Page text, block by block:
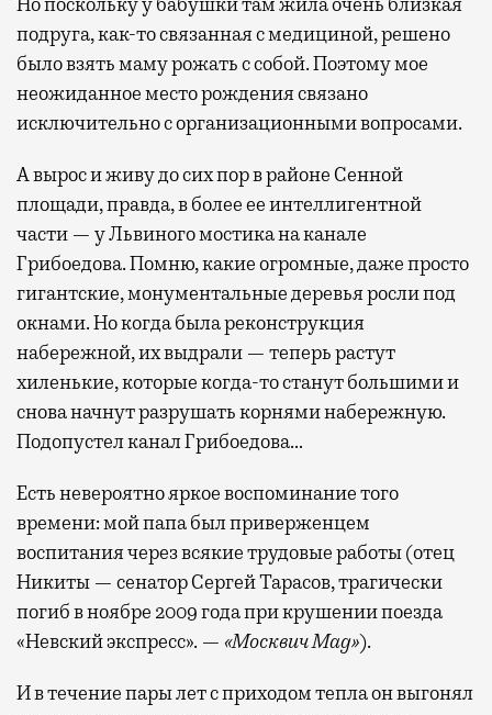
Но поскольку у бабушки там жила очень близкая
подруга, как-то связанная с медициной, решено
было взять маму рожать с собой. Поэтому мое
неожиданное место рождения связано
исключительно с организационными вопросами.
А вырос и живу до сих пор в районе Сенной
площади, правда, в более ее интеллигентной
части — у Львиного мостика на канале
Грибоедова. Помню, какие огромные, даже просто
гигантские, монументальные деревья росли под
окнами. Но когда была реконструкция
набережной, их выдрали — теперь растут
хиленькие, которые когда-то станут большими и
снова начнут разрушать корнями набережную.
Подопустел канал Грибоедова…
Есть невероятно яркое воспоминание того
времени: мой папа был приверженцем
воспитания через всякие трудовые работы (отец
Никиты — сенатор Сергей Тарасов, трагически
погиб в ноябре 2009 года при крушении поезда
«Невский экспресс». — «Москвич Mag»).
И в течение пары лет с приходом тепла он выгонял